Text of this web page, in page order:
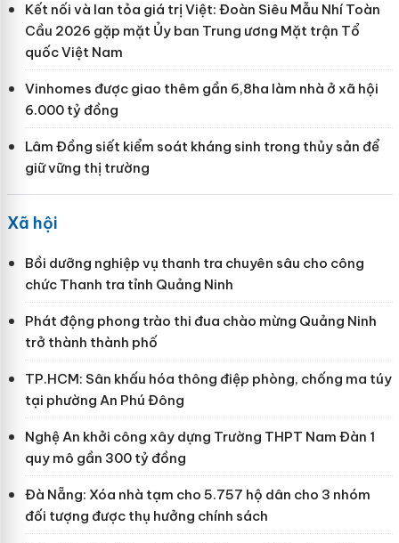
Kết nối và lan tỏa giá trị Việt: Đoàn Siêu Mẫu Nhí Toàn
Cầu 2026 gặp mặt Ủy ban Trung ương Mặt trận Tổ
quốc Việt Nam
Vinhomes được giao thêm gần 6,8ha làm nhà ở xã hội
6.000 tỷ đồng
Lâm Đồng siết kiểm soát kháng sinh trong thủy sản để
giữ vững thị trường
Xã hội
Bồi dưỡng nghiệp vụ thanh tra chuyên sâu cho công
chức Thanh tra tỉnh Quảng Ninh
Phát động phong trào thi đua chào mừng Quảng Ninh
trở thành thành phố
TP.HCM: Sân khấu hóa thông điệp phòng, chống ma túy
tại phường An Phú Đông
Nghệ An khởi công xây dựng Trường THPT Nam Đàn 1
quy mô gần 300 tỷ đồng
Đà Nẵng: Xóa nhà tạm cho 5.757 hộ dân cho 3 nhóm
đối tượng được thụ hưởng chính sách